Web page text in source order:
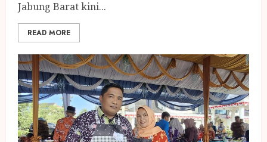
Jabung Barat kini...
READ MORE